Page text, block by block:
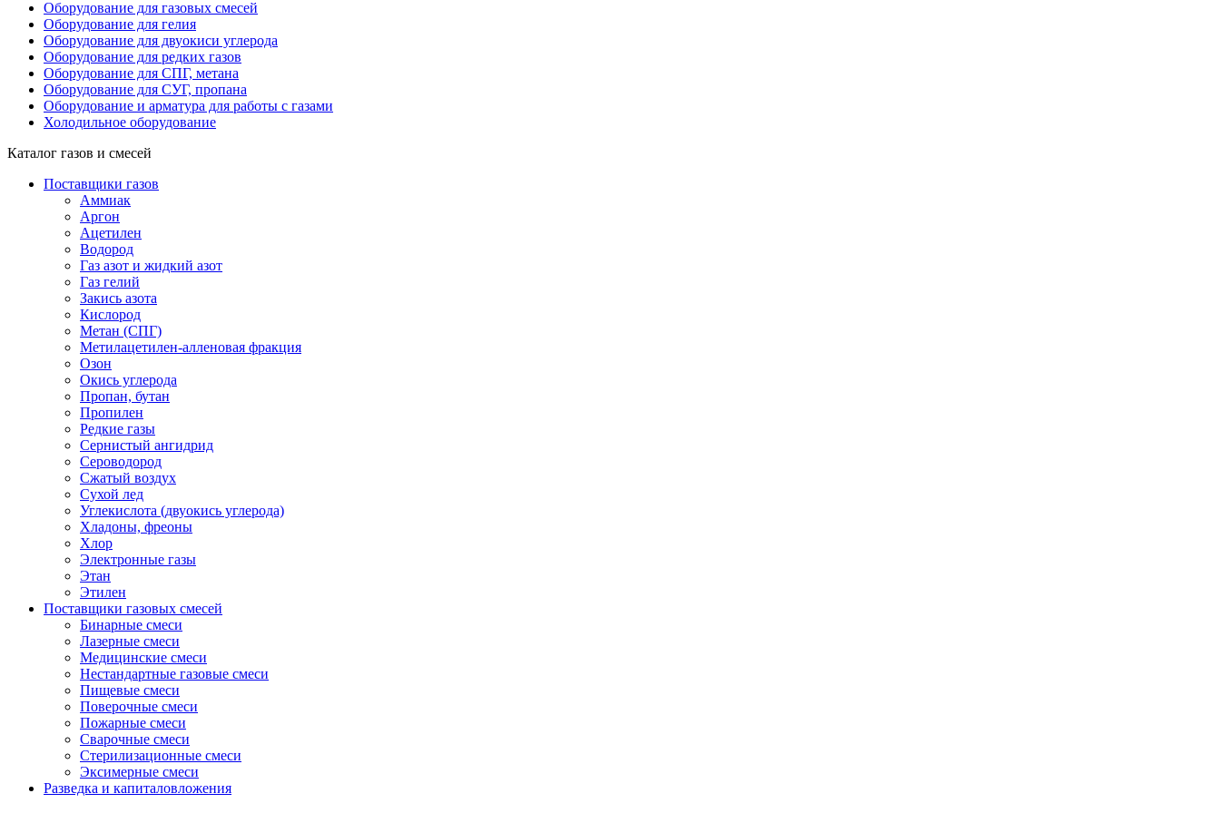
Оборудование для газовых смесей
Оборудование для гелия
Оборудование для двуокиси углерода
Оборудование для редких газов
Оборудование для СПГ, метана
Оборудование для СУГ, пропана
Оборудование и арматура для работы с газами
Холодильное оборудование
Каталог газов и смесей
Поставщики газов
Аммиак
Аргон
Ацетилен
Водород
Газ азот и жидкий азот
Газ гелий
Закись азота
Кислород
Метан (СПГ)
Метилацетилен-алленовая фракция
Озон
Окись углерода
Пропан, бутан
Пропилен
Редкие газы
Сернистый ангидрид
Сероводород
Сжатый воздух
Сухой лед
Углекислота (двуокись углерода)
Хладоны, фреоны
Хлор
Электронные газы
Этан
Этилен
Поставщики газовых смесей
Бинарные смеси
Лазерные смеси
Медицинские смеси
Нестандартные газовые смеси
Пищевые смеси
Поверочные смеси
Пожарные смеси
Сварочные смеси
Стерилизационные смеси
Эксимерные смеси
Разведка и капиталовложения